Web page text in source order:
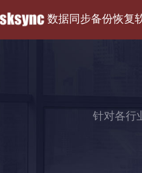
数据同步备份恢复
针对各行